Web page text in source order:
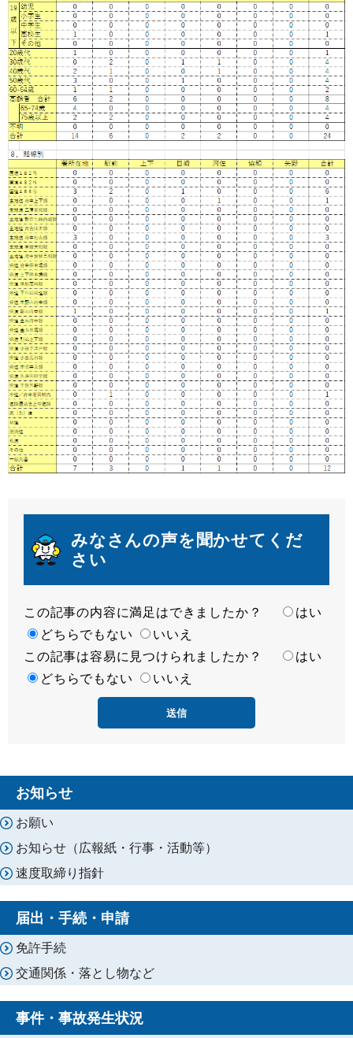
みなさんの声を聞かせてくだ
さい
満
足
度
この記事の内容に満足はできましたか？
はい
どちらでもない
いいえ
容
易
この記事は容易に見つけられましたか？
はい
どちらでもない
いいえ
お知らせ
お願い
お知らせ（広報紙・行事・活動等）
速度取締り指針
届出・手続・申請
免許手続
交通関係・落とし物など
事件・事故発生状況